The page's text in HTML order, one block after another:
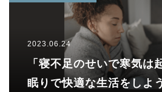
2023.06.24
「寝不足のせいで寒気は
眠りで快適な生活をしよ